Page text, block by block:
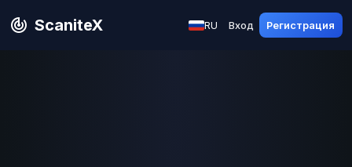
ScaniteX RU Вход Регистрация